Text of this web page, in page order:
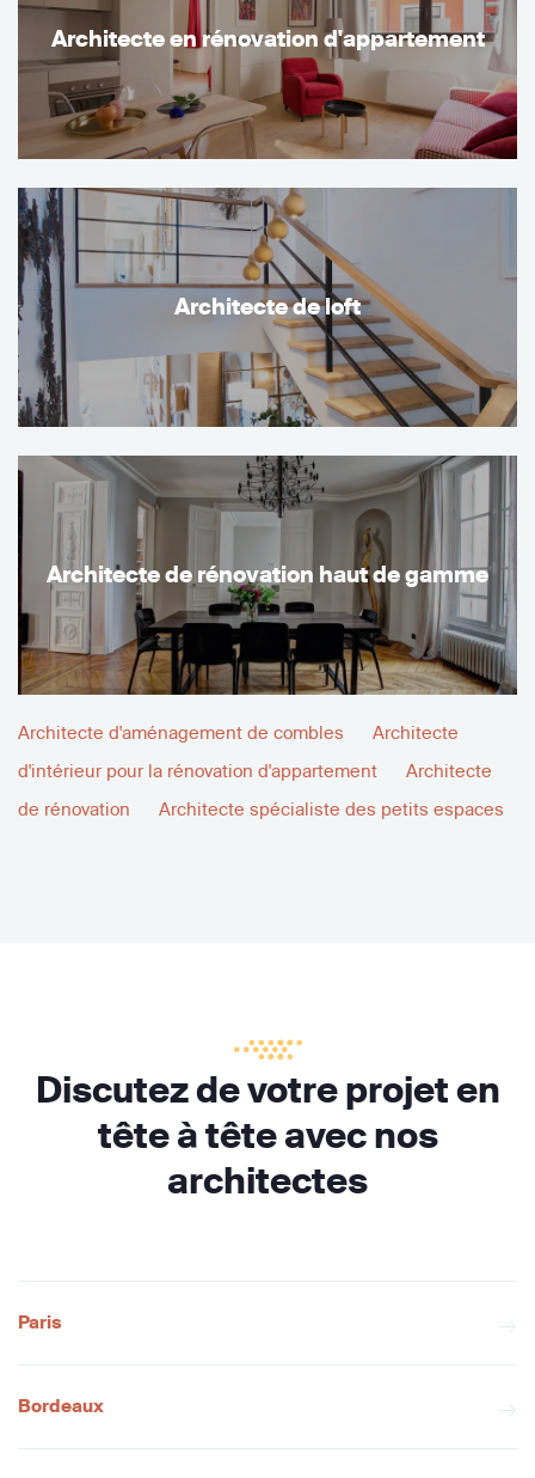
Architecte en rénovation d'appartement
Architecte de loft
Architecte de rénovation haut de gamme
Architecte d'aménagement de combles
Architecte
d'intérieur pour la rénovation d'appartement
Architecte
de rénovation
Architecte spécialiste des petits espaces
Discutez de votre projet en
tête à tête avec nos
architectes
Paris
Bordeaux